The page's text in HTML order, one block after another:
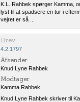
K.L. Rahbek spørger Kamma,
lyst til at spadsere en tur i
vejret er så ...
Brev
4.2.1797
Afsender
Knud Lyne Rahbek
Modtager
Kamma Rahbek
Knud Lyne Rahbek skriver til